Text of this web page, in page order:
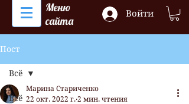
Меню
сайта
Войти
Пост
Всё
Всё
Марина Стариченко
22 окт. 2022 г. 2 мин. чтения